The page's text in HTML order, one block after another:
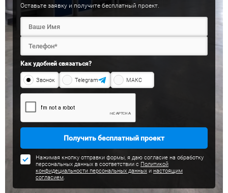
Оставьте заявку и получите бесплатный проект.
Как удобней связаться?
Звонок Telegram МАКС
Получить бесплатный проект
Нажимая кнопку отправки формы, я даю согласие на обработку
персональных данных в соответствии с Политикой
конфидециальности персональных данных и настоящим
согласием.